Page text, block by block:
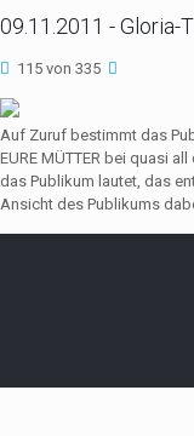
09.11.2011 - Gloria-
115 von 335
Auf Zuruf bestimmt das
EURE MÜTTER bei quasi
das Publikum lautet, das
Ansicht des Publikums